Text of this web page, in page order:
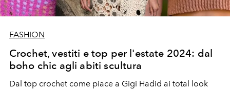
FASHION
Crochet, vestiti e top per l'estate 2024: dal
boho chic agli abiti scultura
Dal top crochet come piace a Gigi Hadid ai total look